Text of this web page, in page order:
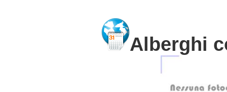
Alberghi